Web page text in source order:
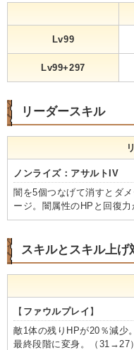
Lv99
Lv99+297
リーダースキル
ノンライズ：アサルトIV
闇を5個つなげて消すとダ
ージ。闇属性のHPと回復力
スキルとスキル上げ
【 ファウルプレイ】
敵1体の残りHPが20％減少
最終段階に変身。（31→27）